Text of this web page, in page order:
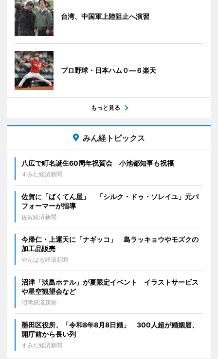
台湾、中国軍上陸阻止へ演習
プロ野球・日本ハム０―６楽天
もっと見る
みん経トピックス
八広で町名誕生60周年祝賀会 小池都知事も祝福
すみだ経済新聞
佐賀に「ばくてん屋」 「シルク・ドゥ・ソレイユ」元パ
フォーマーが指導
佐賀経済新聞
今帰仁・上運天に「ナギッコ」 島ラッキョウやモズクの
加工品販売
やんばる経済新聞
沼津「淡島ホテル」が夏限定イベント イラストサービス
や星空観望会など
沼津経済新聞
墨田区役所、「令和8年8月8日婚」 300人超が婚姻届、
開庁前から長い列
すみだ経済新聞